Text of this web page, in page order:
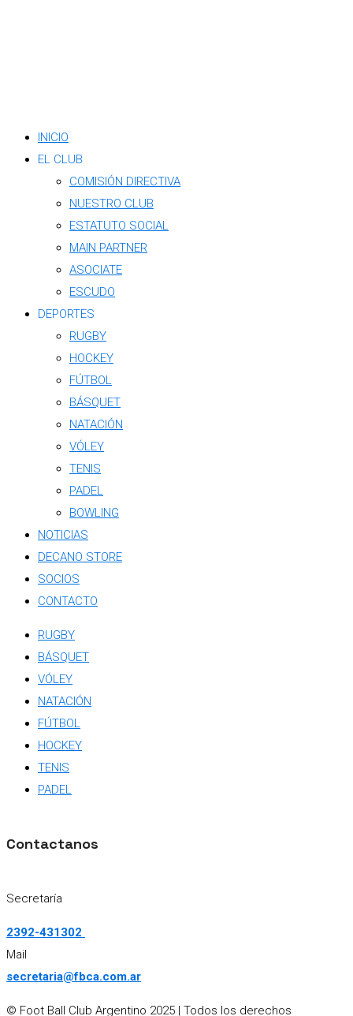
INICIO
EL CLUB
COMISIÓN DIRECTIVA
NUESTRO CLUB
ESTATUTO SOCIAL
MAIN PARTNER
ASOCIATE
ESCUDO
DEPORTES
RUGBY
HOCKEY
FÚTBOL
BÁSQUET
NATACIÓN
VÓLEY
TENIS
PADEL
BOWLING
NOTICIAS
DECANO STORE
SOCIOS
CONTACTO
RUGBY
BÁSQUET
VÓLEY
NATACIÓN
FÚTBOL
HOCKEY
TENIS
PADEL
Contactanos
Secretaría
2392-431302
Mail
secretaria@fbca.com.ar
© Foot Ball Club Argentino 2025 | Todos los derechos